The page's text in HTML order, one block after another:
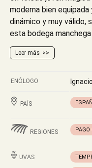
moderna bien
dinámico y muy válido,
esta bodega
Leer más
ENÓLOGO
PAÍS
REGIONES PAGO
UVAS